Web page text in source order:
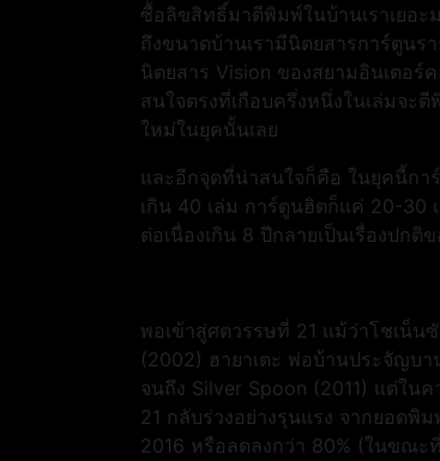
ซื้อลิขสิทธิ์มาตีพิมพ์ในบ้านเราเยอ
ถึงขนาดบ้านเรามีนิตยสารการ์ตูน
นิตยสาร Vision ของสยามอินเตอ
สนใจตรงที่เกือบครึ่งหนึ่งในเล่มจะ
ใหม่ในยุคนั้นเลย
และอีกจุดที่น่าสนใจก็คือ ในยุคนี้กา
เกิน 40 เล่ม การ์ตูนฮิตก็แค่ 20-30
ต่อเนื่องเกิน 8 ปีกลายเป็นเรื่องปกติ
พอเข้าสู่ศตวรรษที่ 21 แม้ว่าโชเน็น
(2002) ฮายาเตะ พ่อบ้านประจัญบ
จนถึง Silver Spoon (2011) แต่ใน
21 กลับร่วงอย่างรุนแรง จากยอดพิ
2016 หรือลดลงกว่า 80% (ในขณะ